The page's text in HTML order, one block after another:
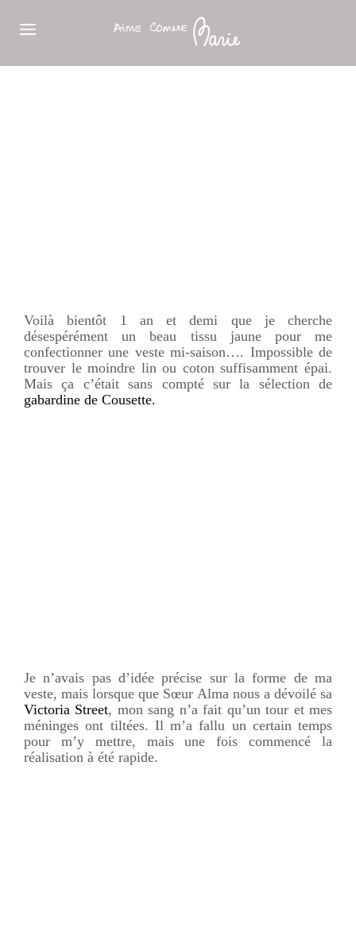
Voilà bientôt 1 an et demi que je cherche
désespérément un beau tissu jaune pour me
confectionner une veste mi-saison…. Impossible de
trouver le moindre lin ou coton suffisamment épai.
Mais ça c’était sans compté sur la sélection de
gabardine de Cousette.
Je n’avais pas d’idée précise sur la forme de ma
veste, mais lorsque que Sœur Alma nous a dévoilé sa
Victoria Street, mon sang n’a fait qu’un tour et mes
méninges ont tiltées. Il m’a fallu un certain temps
pour m’y mettre, mais une fois commencé la
réalisation à été rapide.